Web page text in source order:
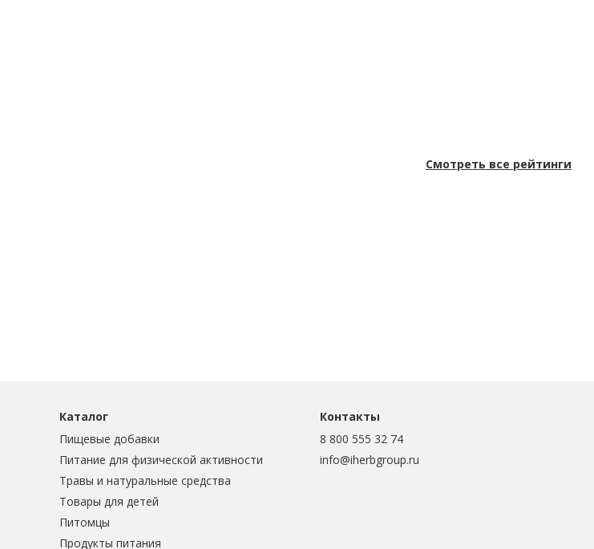
Смотреть все рейтинги
Каталог
Пищевые добавки
Питание для физической активности
Травы и натуральные средства
Товары для детей
Питомцы
Продукты питания
Контакты
8 800 555 32 74
info@iherbgroup.ru